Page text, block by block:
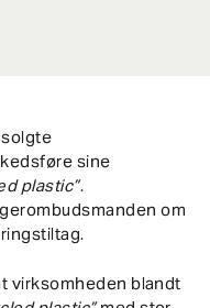
sine
plastic”.
om
virksomheden blandt